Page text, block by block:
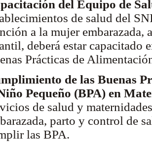
del Equipo de
de salud del
a la mujer
deberá estar capacitado
Prácticas de
de las Buenas
Pequeño (BPA) en
de salud y
parto y control de
las BPA.